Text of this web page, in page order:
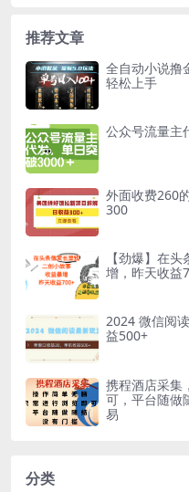
推荐文章
全自动小说撸
轻松上手
公众号流量主
外面收费260
300
【劲爆】在
增，昨天收益
2024 微信阅
益500+
携程酒店采集
可，平台随做
易
分类